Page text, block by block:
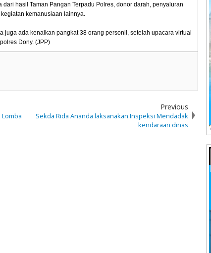
hasil Taman Pangan Terpadu Polres, donor darah, penyaluran
kemanusiaan lainnya.
juga ada kenaikan pangkat 38 orang personil, setelah upacara virtual
Dony. (JPP)
Previous
Sekda Rida Ananda laksanakan Inspeksi Mendadak
kendaraan dinas